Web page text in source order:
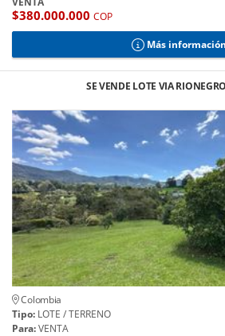
$380.000.000 COP
Más información
SE VENDE LOTE VIA
Colombia
Tipo: LOTE / TERRENO
Para:VENTA